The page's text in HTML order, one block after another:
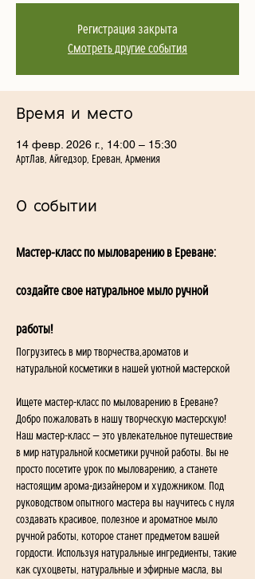
Регистрация закрыта
Смотреть другие события
Время и место
14 февр. 2026 г., 14:00 – 15:30
АртЛав, Айгедзор, Ереван, Армения
О событии
Мастер-класс по мыловарению в Ереване:
создайте свое натуральное мыло ручной
работы!
Погрузитесь в мир творчества,ароматов и
натуральной косметики в нашей уютной мастерской
Ищете мастер-класс по мыловарению в Ереване?
Добро пожаловать в нашу творческую мастерскую!
Наш мастер-класс — это увлекательное путешествие
в мир натуральной косметики ручной работы. Вы не
просто посетите урок по мыловарению, а станете
настоящим арома-дизайнером и художником. Под
руководством опытного мастера вы научитесь с нуля
создавать красивое, полезное и ароматное мыло
ручной работы, которое станет предметом вашей
гордости. Используя натуральные ингредиенты, такие
как сухоцветы, натуральные и эфирные масла, вы